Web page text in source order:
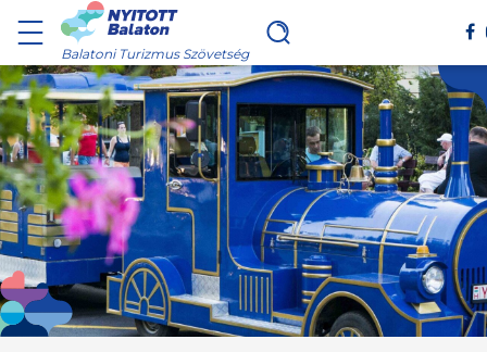
Balatoni Turizmus Szövetség